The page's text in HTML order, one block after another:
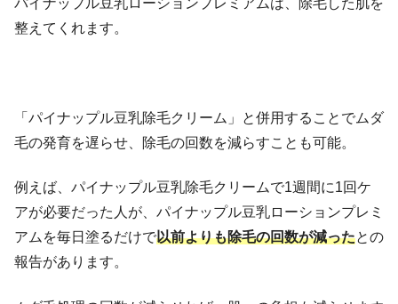
パイナップル豆乳ローションプレミアムは、除毛した肌を
整えてくれます。
「パイナップル豆乳除毛クリーム」と併用することでムダ
毛の発育を遅らせ、除毛の回数を減らすことも可能。
例えば、パイナップル豆乳除毛クリームで1週間に1回ケ
アが必要だった人が、パイナップル豆乳ローションプレミ
アムを毎日塗るだけで以前よりも除毛の回数が減ったとの
報告があります。